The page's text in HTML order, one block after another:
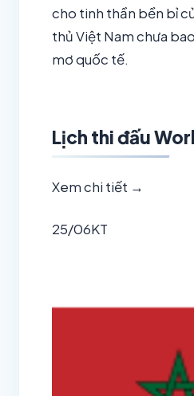
cho tinh thần bền bỉ
thủ Việt Nam chưa
mơ quốc tế.
Lịch thi đấu
Xem chi tiết →
25/06KT